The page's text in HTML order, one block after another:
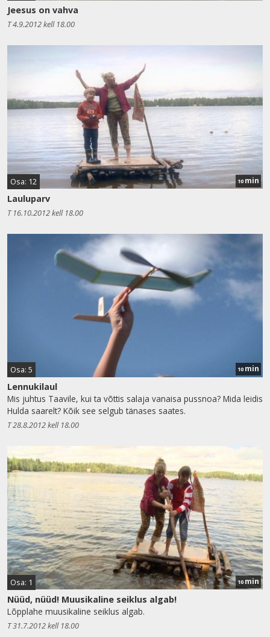
Jeesus on vahva
T 4.9.2012 kell 18.00
Osa: 12 10 min
Lauluparv
T 16.10.2012 kell 18.00
Osa: 5 10 min
Lennukilaul
Mis juhtus Taavile, kui ta võttis salaja vanaisa pussnoa? Mida leidis
Hulda saarelt? Kõik see selgub tänases saates.
T 28.8.2012 kell 18.00
Osa: 1 10min
Nüüd, nüüd! Muusikaline seiklus algab!
Lõpplahe muusikaline seiklus algab.
T 31.7.2012 kell 18.00